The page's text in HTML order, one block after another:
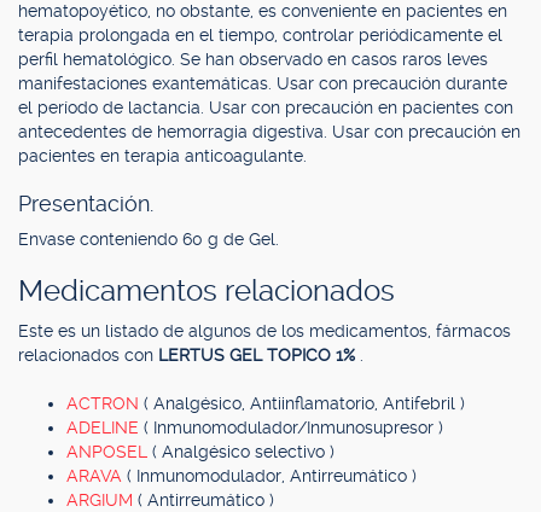
hematopoyético, no obstante, es conveniente en pacientes en
terapia prolongada en el tiempo, controlar periódicamente el
perfil hematológico. Se han observado en casos raros leves
manifestaciones exantemáticas. Usar con precaución durante
el período de lactancia. Usar con precaución en pacientes con
antecedentes de hemorragia digestiva. Usar con precaución en
pacientes en terapia anticoagulante.
Presentación.
Envase conteniendo 60 g de Gel.
Medicamentos relacionados
Este es un listado de algunos de los medicamentos, fármacos
relacionados con LERTUS GEL TOPICO 1%
ACTRON ( Analgésico, Antiinflamatorio, Antifebril )
ADELINE ( Inmunomodulador/Inmunosupresor )
ANPOSEL ( Analgésico selectivo )
ARAVA ( Inmunomodulador, Antirreumático )
ARGIUM ( Antirreumático )